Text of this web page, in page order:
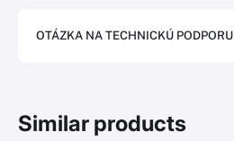
OTÁZKA NA TECHNICKÚ PODPORU
Similar products